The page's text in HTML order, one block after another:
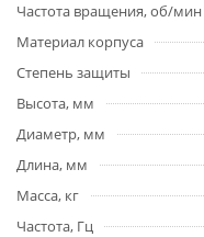
Частота вращения, об/мин
Материал корпуса
Степень защиты
Высота, мм
Диаметр, мм
Длина, мм
Масса, кг
Частота, Гц